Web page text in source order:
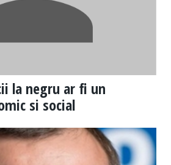
la negru ar fi un
si social